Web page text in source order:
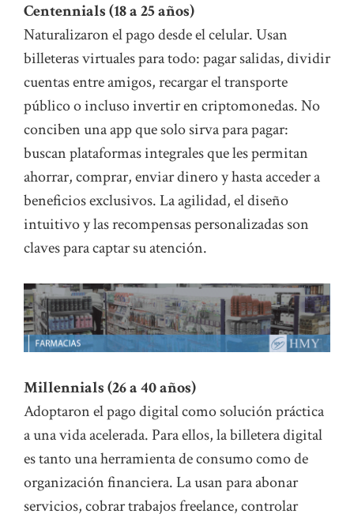
Centennials (18 a 25 años)
Naturalizaron el pago desde el celular. Usan
billeteras virtuales para todo: pagar salidas, dividir
cuentas entre amigos, recargar el transporte
público o incluso invertir en criptomonedas. No
conciben una app que solo sirva para pagar:
buscan plataformas integrales que les permitan
ahorrar, comprar, enviar dinero y hasta acceder a
beneficios exclusivos. La agilidad, el diseño
intuitivo y las recompensas personalizadas son
claves para captar su atención.
Millennials (26 a 40 años)
Adoptaron el pago digital como solución práctica
a una vida acelerada. Para ellos, la billetera digital
es tanto una herramienta de consumo como de
organización financiera. La usan para abonar
servicios, cobrar trabajos freelance, controlar